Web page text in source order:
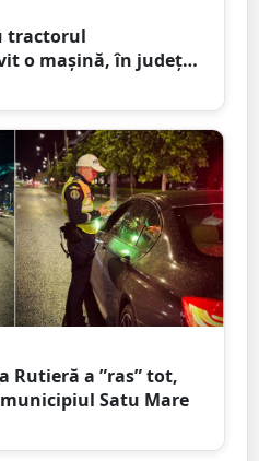
tractorul
o mașină, în județul
Rutieră a ”ras” tot,
Satu Mare